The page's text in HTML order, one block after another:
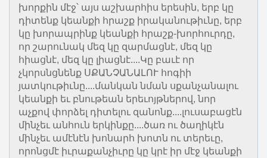
խորքին մէջ՝ այս աշխարհիս երեսին, երբ կը
դիտենք կեանքի հրաշք իրականութիւնը, երբ
կը խորապրինք կեանքի հրաշք-խորհուրդը,
որ շարունակ մեզ կը զարմացնէ, մեզ կը
հիացնէ, մեզ կը լիացնէ....Կը բաւէ որ
չկորսնցնենք ՍՔԱՆՉԱՆԱԼՈՒ հոգիի
յատկութիւնը....մանկան նման սքանչանալու
կեանքի եւ բնութեան երեւոյթներով, նոր
աչքով փորձել դիտելու զանոնք....լուսաբացէն
մինչեւ անհուն երկինքը....ծառ ու ծաղիկէն
մինչեւ ամէնէն խոնարհ խոտն ու տերեւը,
որոնցմէ իւրաքանչիւրը կը կրէ իր մէջ կեանքի